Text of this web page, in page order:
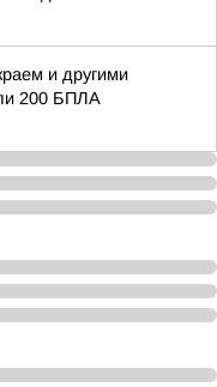
и другими
200 БПЛА